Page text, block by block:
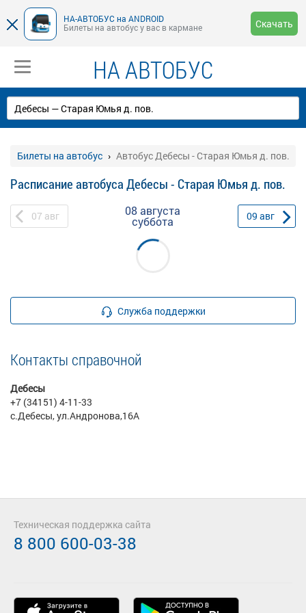
НА-АВТОБУС на ANDROID
Билеты на автобус у вас в кармане
Скачать
НА АВТОБУС
Билеты на автобус Автобус Дебесы - Старая Юмья д. пов.
Расписание автобуса Дебесы - Старая Юмья д. пов.
07 авг 08 августа
суббота 09 авг
Служба поддержки
Контакты справочной
Дебесы
+7 (34151) 4-11-33
с.Дебесы, ул.Андронова,16А
Техническая поддержка сайта
8 800 600-03-38